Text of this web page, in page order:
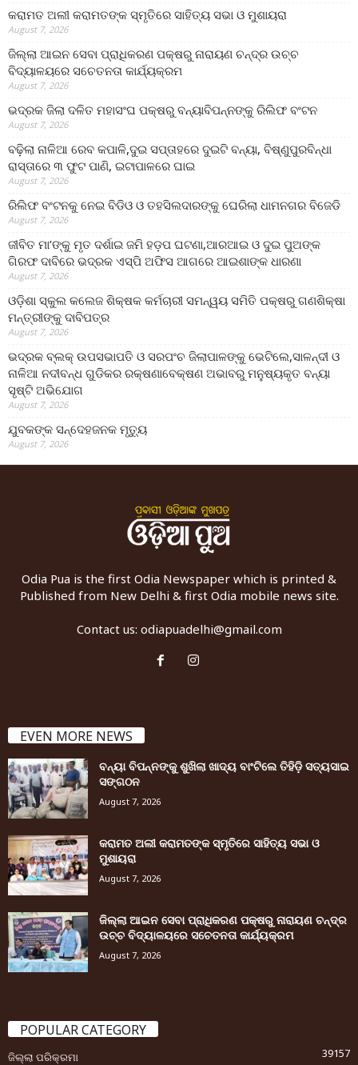
କରାମତ ଅଲୀ କରାମତଙ୍କ ସ୍ମୃତିରେ ସାହିତ୍ୟ ସଭା ଓ ମୁଶାୟରା
August 7, 2026
ଜିଲ୍ଲା ଆଇନ ସେବା ପ୍ରାଧିକରଣ ପକ୍ଷରୁ ନାରାୟଣ ଚନ୍ଦ୍ର ଉଚ୍ଚ
ବିଦ୍ୟାଳୟରେ ସଚେତନତା କାର୍ଯ୍ୟକ୍ରମ
August 7, 2026
ଭଦ୍ରକ ଜିଲା ଦଳିତ ମହାସଂଘ ପକ୍ଷରୁ ବନ୍ୟାବିପନ୍ନଙ୍କୁ ରିଲିଫ ବଂଟନ
August 7, 2026
ବଢ଼ିଲା ନାଳିଆ ରେବ କପାଳି,ଦୁଇ ସପ୍ତାହରେ ଦୁଇଟି ବନ୍ୟା, ବିଷ୍ଣୁପୁରବିନ୍ଧା
ରାସ୍ତାରେ ୩ ଫୁଟ ପାଣି, ଇଟାପାଳରେ ଘାଇ
August 7, 2026
ରିଲିଫ ବଂଟନକୁ ନେଇ ବିଡିଓ ଓ ତହସିଲଦାରଙ୍କୁ ଘେରିଲା ଧାମନଗର ବିଜେଡି
August 7, 2026
ଜୀବିତ ମା’ଙ୍କୁ ମୃତ ଦର୍ଶାଇ ଜମି ହଡ଼ପ ଘଟଣା,ଆରଆଇ ଓ ଦୁଇ ପୁଅଙ୍କ
ଗିରଫ ଦାବିରେ ଭଦ୍ରକ ଏସ୍‌ପି ଅଫିସ ଆଗରେ ଆଇଶାଙ୍କ ଧାରଣା
August 7, 2026
ଓଡ଼ିଶା ସ୍କୁଲ କଲେଜ ଶିକ୍ଷକ କର୍ମଚାରୀ ସମନ୍ୱୟ ସମିତି ପକ୍ଷରୁ ଗଣଶିକ୍ଷା
ମନ୍ତ୍ରୀଙ୍କୁ ଦାବିପତ୍ର
August 7, 2026
ଭଦ୍ରକ ବ୍ଲକ୍ ଉପସଭାପତି ଓ ସରପଂଚ ଜିଲାପାଳଙ୍କୁ ଭେଟିଲେ,ସାଳନ୍ଦୀ ଓ
ନାଳିଆ ନଦୀବନ୍ଧ ଗୁଡିକର ରକ୍ଷଣାବେକ୍ଷଣ ଅଭାବରୁ ମନୁଷ୍ୟକୃତ ବନ୍ୟା
ସୃଷ୍ଟି ଅଭିଯୋଗ
August 7, 2026
ଯୁବକଙ୍କ ସନ୍ଦେହଜନକ ମୃତ୍ୟୁ
August 7, 2026
Odia Pua is the first Odia Newspaper which is printed &
Published from New Delhi & first Odia mobile news site.
Contact us: odiapuadelhi@gmail.com
EVEN MORE NEWS
ବନ୍ୟା ବିପନ୍ନଙ୍କୁ ଶୁଖିଲା ଖାଦ୍ୟ ବାଂଟିଲେ ତିହିଡି଼ ସତ୍ୟସାଇ
ସଙ୍ଗଠନ
August 7, 2026
କରାମତ ଅଲୀ କରାମତଙ୍କ ସ୍ମୃତିରେ ସାହିତ୍ୟ ସଭା ଓ
ମୁଶାୟରା
August 7, 2026
ଜିଲ୍ଲା ଆଇନ ସେବା ପ୍ରାଧିକରଣ ପକ୍ଷରୁ ନାରାୟଣ ଚନ୍ଦ୍ର
ଉଚ୍ଚ ବିଦ୍ୟାଳୟରେ ସଚେତନତା କାର୍ଯ୍ୟକ୍ରମ
August 7, 2026
POPULAR CATEGORY
ଜିଲ୍ଲା ପରିକ୍ରମା 39157